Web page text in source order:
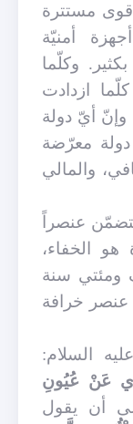
قوى مستترة
أمنيّة
وكلّما
ازدادت
وإنّ أيّ دولة
معرّضة
والمالي
عنصراً
هو الخفاء،
ومئتي سنة
عنصر خرافة
السلام:
عَنْ عُيُونِ
أن يقول